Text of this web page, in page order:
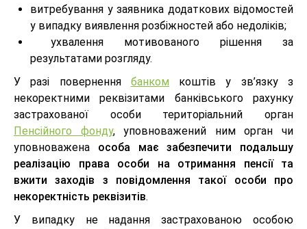
витребування у заявника додаткових відомостей
у випадку виявлення розбіжностей або недоліків;
ухвалення мотивованого рішення за
результатами розгляду.
У разі повернення банкомкоштів у зв’язку з
некоректними реквізитами банківського рахунку
застрахованої особи територіальний орган
Пенсійного фонду, уповноважений ним орган чи
уповноважена особа має забезпечити подальшу
реалізацію права особи на отримання пенсії та
вжити заходів з повідомлення такої особи про
некоректність реквізитів.
У випадку не надання застрахованою особою